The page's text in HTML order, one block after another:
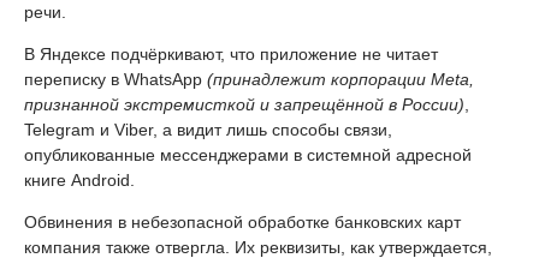
речи.
В Яндексе подчёркивают, что приложение не читает
переписку в WhatsApp (принадлежит корпорации Meta,
признанной экстремисткой и запрещённой в России)
Telegram и Viber, а видит лишь способы связи,
опубликованные мессенджерами в системной адресной
книге Android.
Обвинения в небезопасной обработке банковских карт
компания также отвергла. Их реквизиты, как утверждается,